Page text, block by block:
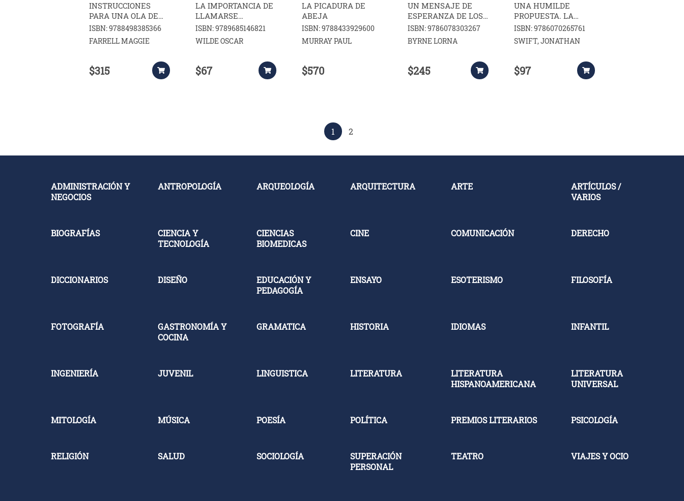
INSTRUCCIONES
PARA UNA OLA DE
CALOR
ISBN: 9788498385366
FARRELL MAGGIE
$315
LA IMPORTANCIA DE
LLAMARSE
ERNESTO
ISBN: 9789685146821
WILDE OSCAR
$67
LA PICADURA DE
ABEJA
ISBN: 9788433929600
MURRAY PAUL
$570
UN MENSAJE DE
ESPERANZA DE LOS
ANGELES
ISBN: 9786078303267
BYRNE LORNA
$245
UNA HUMILDE
PROPUESTA. LA
BATALLA DE LOS
LIBROS
ISBN: 9786070265761
SWIFT, JONATHAN
$97
1 2
ADMINISTRACIÓN Y
NEGOCIOS
ANTROPOLOGÍA ARQUEOLOGÍA ARQUITECTURA ARTE
ARTÍCULOS /
VARIOS
BIOGRAFÍAS
CIENCIA Y
TECNOLOGÍA
CIENCIAS
BIOMEDICAS
CINE COMUNICACIÓN DERECHO
DICCIONARIOS DISEÑO
EDUCACIÓN Y
PEDAGOGÍA
ENSAYO ESOTERISMO FILOSOFÍA
FOTOGRAFÍA
GASTRONOMÍA Y
COCINA
GRAMATICA HISTORIA IDIOMAS INFANTIL
INGENIERÍA JUVENIL LINGUISTICA LITERATURA
LITERATURA
HISPANOAMERICANA
LITERATURA
UNIVERSAL
MITOLOGÍA MÚSICA POESÍA POLÍTICA PREMIOS LITERARIOS PSICOLOGÍA
RELIGIÓN SALUD SOCIOLOGÍA
SUPERACIÓN
PERSONAL
TEATRO VIAJES Y OCIO